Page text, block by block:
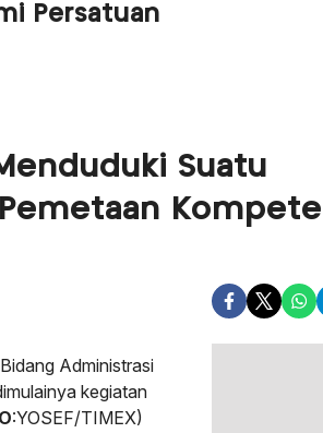
Persatuan
Suatu
Administrasi
kegiatan
:YOSEF/TIMEX)